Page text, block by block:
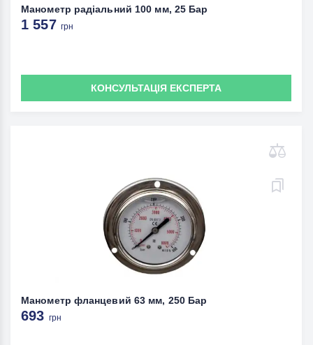
Манометр радіальний 100 мм, 25 Бар
1 557 грн
КОНСУЛЬТАЦІЯ ЕКСПЕРТА
Манометр фланцевий 63 мм, 250 Бар
693 грн